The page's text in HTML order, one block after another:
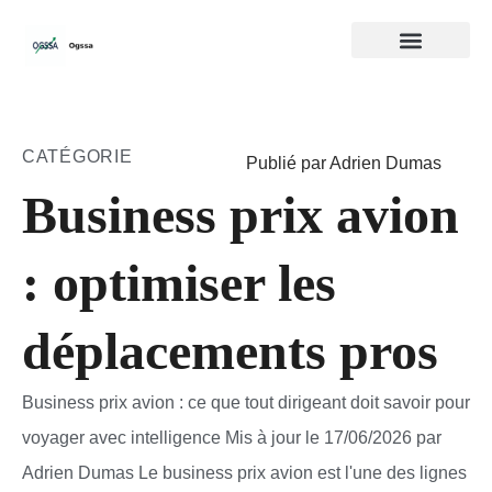
CATÉGORIE Publié par Adrien Dumas
Business prix avion
: optimiser les
déplacements pros
Business prix avion : ce que tout dirigeant doit savoir pour
voyager avec intelligence Mis à jour le 17/06/2026 par
Adrien Dumas Le business prix avion est l'une des lignes